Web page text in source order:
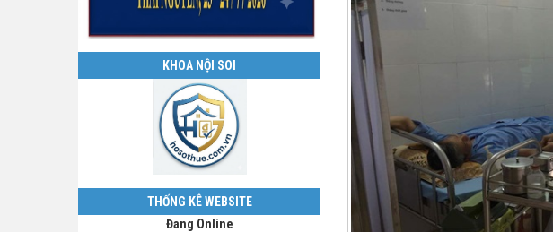
KHOA NỘI SOI
THỐNG KÊ WEBSITE
Đang Online